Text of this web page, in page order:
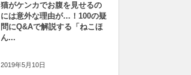
猫がケンカでお腹を見せるの
には意外な理由が…！100の疑
問にQ&Aで解説する「ねこほ
ん...
2019年5月10日